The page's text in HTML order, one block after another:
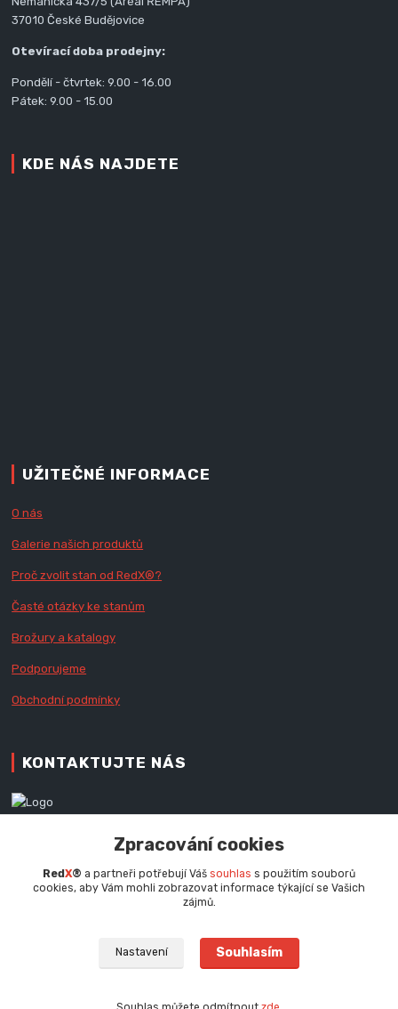
37010 České Budějovice
Otevírací doba prodejny:
Pondělí - čtvrtek: 9.00 - 16.00
Pátek: 9.00 - 15.00
KDE NÁS NAJDETE
UŽITEČNÉ INFORMACE
O nás
Galerie našich produktů
Proč zvolit stan od RedX®?
Časté otázky ke stanům
Brožury a katalogy
Podporujeme
Obchodní podmínky
KONTAKTUJTE NÁS
+420 777 979 111
info@redx.cz
Zpracování cookies
Red X® a partneři potřebují Váš souhlas s použitím souborů
cookies, aby Vám mohli zobrazovat informace týkající se Vašich
zájmů.
Nastavení Souhlasím